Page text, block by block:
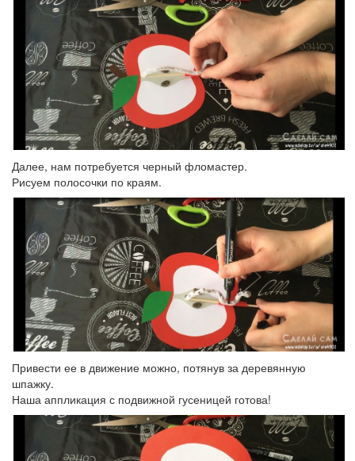
Далее, нам потребуется черный фломастер.
Рисуем полосочки по краям.
Привести ее в движение можно, потянув за деревянную
шпажку.
Наша аппликация с подвижной гусеницей готова!